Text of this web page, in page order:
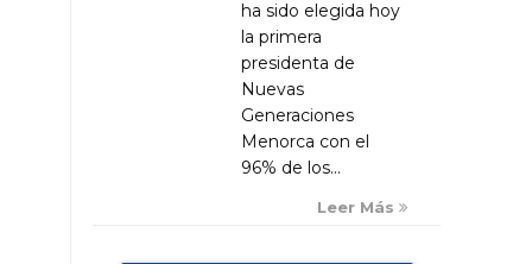
ha sido elegida hoy
la primera
presidenta de
Nuevas
Generaciones
Menorca con el
96% de los...
Leer Más